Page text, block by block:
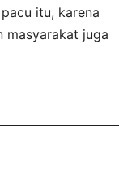
itu, karena
masyarakat juga